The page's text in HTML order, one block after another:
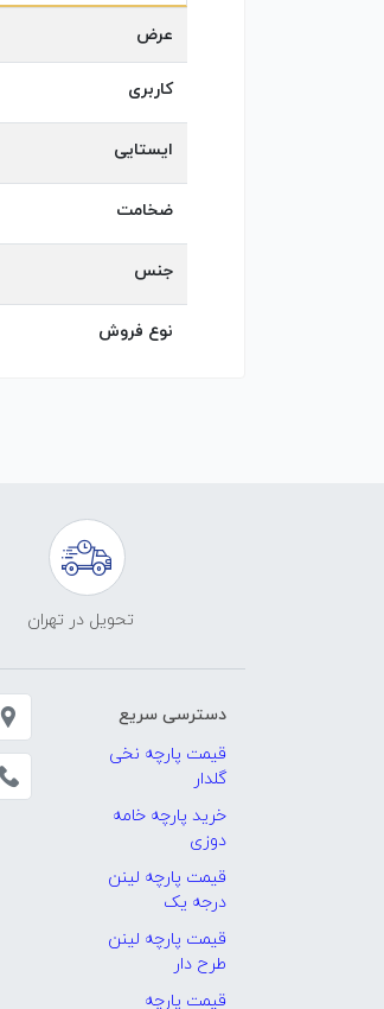
عرض
کاربری
ایستایی
ضخامت
جنس
نوع فروش
تحویل در تهران
دسترسی سریع
قیمت پارچه نخی
گلدار
خرید پارچه خامه
دوزی
قیمت پارچه لینن
درجه یک
قیمت پارچه لینن
طرح دار
قیمت پارچه